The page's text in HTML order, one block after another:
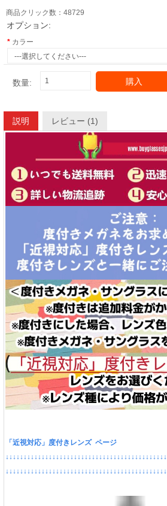
商品クリック数： 48729
オプション:
カラー
数量: 購入
説明 レビュー (1)
「近視対応」度付きレンズ ページ